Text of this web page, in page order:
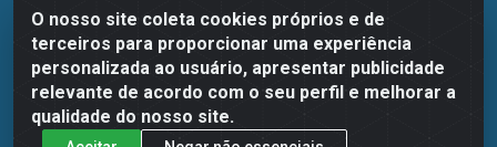
O nosso site coleta cookies próprios e de
terceiros para proporcionar uma experiência
personalizada ao usuário, apresentar publicidade
relevante de acordo com o seu perfil e melhorar a
qualidade do nosso site.
Dispan Distribuidora de Alimentos LTDA - Avenida
Marechal Mascarenhas De Moraes, 1048- Imbiribeira,
Recife/PE - CEP 51.170-000 - CNPJ 30.779.584/0003-78